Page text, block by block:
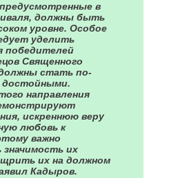
в
должны быть
уровне. Особое
уделить
победителей
Священного
стать по-
направления
искреннюю веру
любовь к
важно
значимость их
их на должном
Кадыров.